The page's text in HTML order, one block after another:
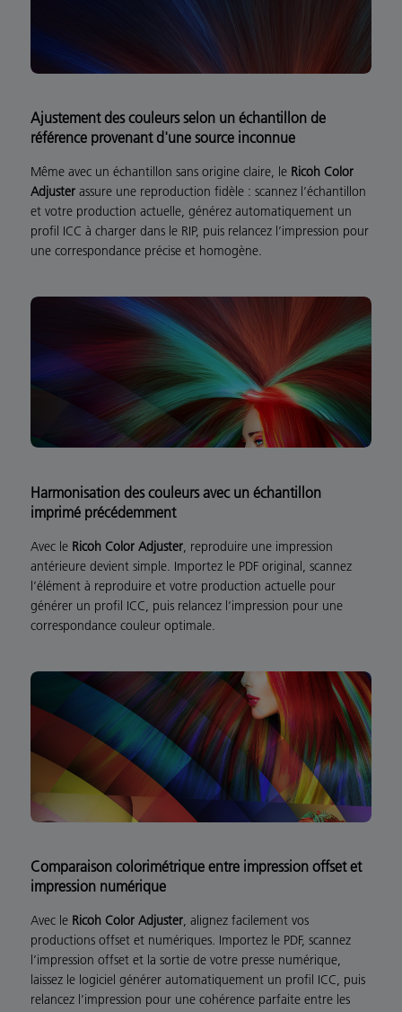
Ajustement des couleurs selon un échantillon de
référence provenant d'une source inconnue
Même avec un échantillon sans origine claire, le Ricoh Color
Adjuster assure une reproduction fidèle : scannez l’échantillon
et votre production actuelle, générez automatiquement un
profil ICC à charger dans le RIP, puis relancez l’impression pour
une correspondance précise et homogène.
Harmonisation des couleurs avec un échantillon
imprimé précédemment
Avec le Ricoh Color Adjuster, reproduire une impression
antérieure devient simple. Importez le PDF original, scannez
l’élément à reproduire et votre production actuelle pour
générer un profil ICC, puis relancez l’impression pour une
correspondance couleur optimale.
Comparaison colorimétrique entre impression offset et
impression numérique
Avec le Ricoh Color Adjuster, alignez facilement vos
productions offset et numériques. Importez le PDF, scannez
l’impression offset et la sortie de votre presse numérique,
laissez le logiciel générer automatiquement un profil ICC, puis
relancez l’impression pour une cohérence parfaite entre les